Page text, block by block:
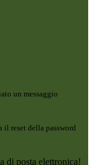
un messaggio
il reset della password
di posta elettronica!